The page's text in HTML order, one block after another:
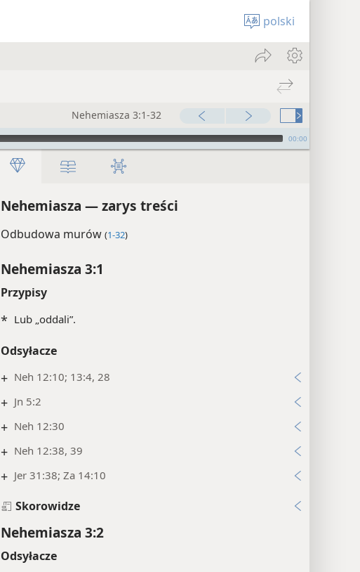
polski
Nehemiasza 3:1-32
00:00
Nehemiasza — zarys treści
Odbudowa murów (1-32)
Nehemiasza 3:1
Przypisy
* Lub „oddali”.
Odsyłacze
+ Neh 12:10; 13:4, 28
+ Jn 5:2
+ Neh 12:30
+ Neh 12:38, 39
+ Jer 31:38; Za 14:10
Skorowidze
Nehemiasza 3:2
Odsyłacze